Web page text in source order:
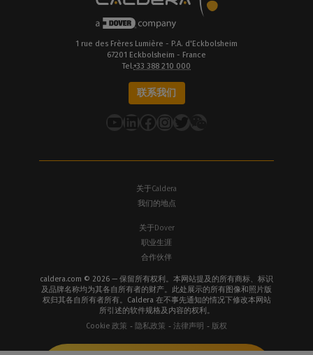
1 rue des Frères Lumière - P.A. d'Eckbolsheim
67201 Eckbolsheim - France
Tel.+33 388 210 000
联系我们
YouTube
LinkedIn
在 Facebook 上Instagram
推特
关于Caldera
我们的地点
关于Dover
职业生涯
合作伙伴
caldera.com © 2026 — 保留所有权利。本网站提及的所有商标、标识
及品牌名称均为其各自所有者的财产。此处展示的所有图像和照片版
权归其各自所有者所有。Caldera 在不事先通知的情况下修改本网站
所引述的软件规格及内容的权利。
Cookie 政策
隐私政策 法律声明 版权